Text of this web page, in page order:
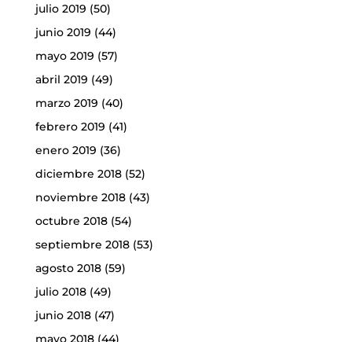
julio 2019 (50)
junio 2019 (44)
mayo 2019 (57)
abril 2019 (49)
marzo 2019 (40)
febrero 2019 (41)
enero 2019 (36)
diciembre 2018(52)
noviembre 2018(43)
octubre 2018(54)
septiembre 2018(53)
agosto 2018(59)
julio 2018(49)
junio 2018(47)
mayo 2018(44)